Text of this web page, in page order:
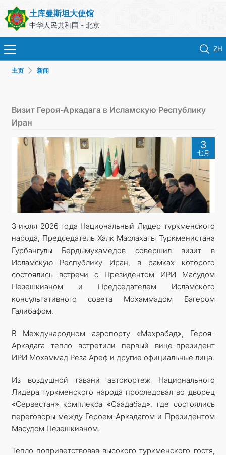
土库曼斯坦大使馆
中华人民共和国 - 北京
ZH
领事服务
外交部
联系我们
主页 新闻
Визит Героя-Аркадага в Исламскую Республику
Иран
3
七月
3 июля 2026 года Национальный Лидер туркменского
народа, Председатель Халк Маслахаты Туркменистана
Гурбангулы Бердымухамедов совершил визит в
Исламскую Республику Иран, в рамках которого
состоялись встречи с Президентом ИРИ Масудом
Пезешкианом и Председателем Исламского
консультативного совета Мохаммадом Багером
Галибафом.
В Международном аэропорту «Мехрабад», Героя-
Аркадага тепло встретили первый вице-президент
ИРИ Мохаммад Реза Ареф и другие официальные лица.
Из воздушной гавани автокортеж Национального
Лидера туркменского народа проследовал во дворец
«Сервестан» комплекса «Саадабад», где состоялись
переговоры между Героем-Аркадагом и Президентом
Масудом Пезешкианом.
Тепло поприветствовав высокого туркменского гостя,